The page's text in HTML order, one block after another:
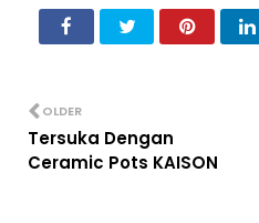
OLDER
Tersuka Dengan
Ceramic Pots KAISON